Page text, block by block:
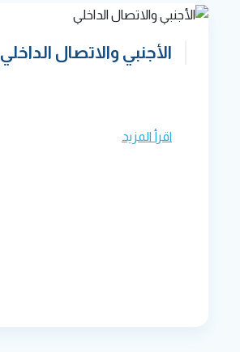
الأجنبي والاتصال الداخلي
اقرأ المزيد